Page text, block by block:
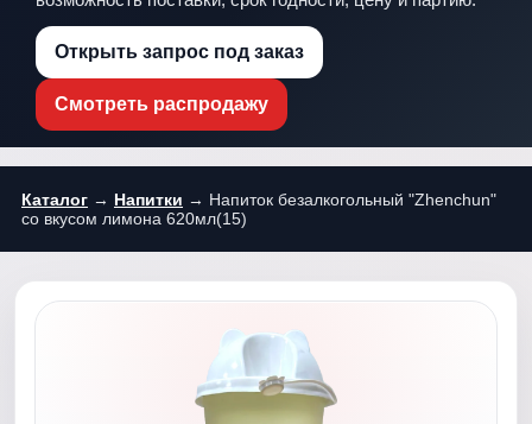
Открыть запрос под заказ
Смотреть распродажу
Каталог → Напитки → Напиток безалкогольный "Zhenchun"
со вкусом лимона 620мл(15)